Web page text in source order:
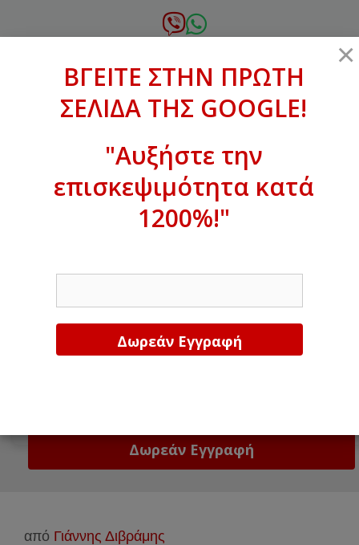
σε
xanthogenous@gmail.com
ΒΓΕΙΤΕ ΣΤΗΝ ΠΡΩΤΗ ΣΕΛΙΔΑ ΤΗΣ
GOOGLE!
από Γιάννης Διβράμης
×
ΒΓΕΙΤΕ ΣΤΗΝ ΠΡΩΤΗ
ΣΕΛΙΔΑ ΤΗΣ GOOGLE!
"Αυξήστε την
επισκεψιμότητα κατά
1200%!"